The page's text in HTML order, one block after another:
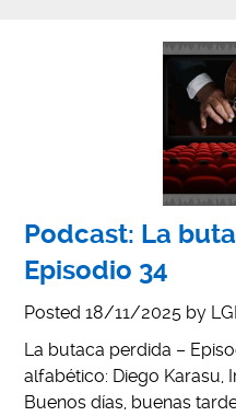
Podcast: La
Episodio 34
Posted18/11/2025 by
La butaca perdida –
alfabético: Diego Karasu,
Buenos días, buenas